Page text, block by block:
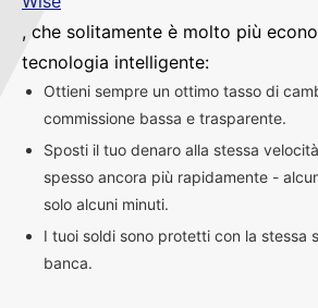
, che solitamente è molto più
tecnologia intelligente:
Ottieni sempre un ottimo tasso di
commissione bassa e trasparente.
Sposti il tuo denaro alla stessa
spesso ancora più rapidamente -
solo alcuni minuti.
I tuoi soldi sono protetti con la stessa
banca.